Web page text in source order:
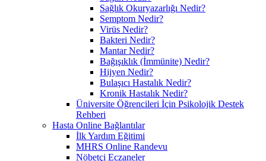
Sağlık Okuryazarlığı Nedir?
Semptom Nedir?
Virüs Nedir?
Bakteri Nedir?
Mantar Nedir?
Bağışıklık (İmmünite) Nedir?
Hijyen Nedir?
Bulaşıcı Hastalık Nedir?
Kronik Hastalık Nedir?
Üniversite Öğrencileri İçin Psikolojik Destek
Rehberi
Hasta Online Bağlantılar
İlk Yardım Eğitimi
MHRS Online Randevu
Nöbetçi Eczaneler